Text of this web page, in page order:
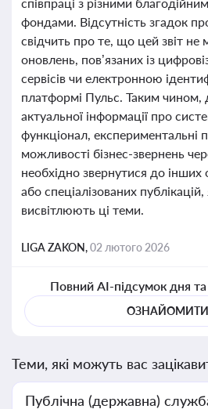
фондами. Відсутність згадок
свідчить про те, що цей звіт не
оновлень, пов’язаних із
сервісів чи електронною
платформі Пульс. Таким чином,
актуальної інформації про
функціонал, експериментальні
можливості бізнес-звернень
необхідно звернутися до
або спеціалізованих
висвітлюють ці теми.
LIGA ZAKON,02 лютого 2026
Повний AI-підсумок дня
Теми, які можуть вас
Публічна (державна)